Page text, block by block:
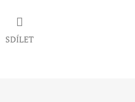
SDÍLET